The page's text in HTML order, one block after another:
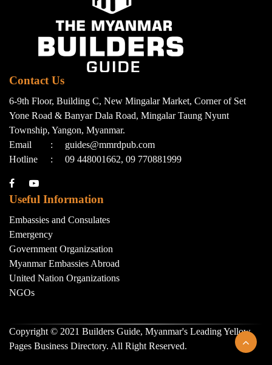
Contact Us
6-9th Floor, Building C, New Mingalar Market, Corner of Set
Yone Road & Banyar Dala Road, Mingalar Taung Nyunt
Township, Yangon, Myanmar.
Email
:
guides@mmrdpub.com
Hotline
: 09 448001662, 09 770881999
Useful Information
Embassies and Consulates
Emergency
Government Organizsation
Myanmar Embassies Abroad
United Nation Organizations
NGOs
Copyright © 2021 Builders Guide, Myanmar's Leading Yellow
Pages Business Directory. All Right Reserved.